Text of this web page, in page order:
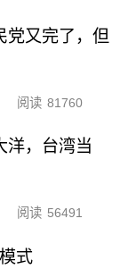
党又完了，但
阅读 81760
洋，台湾当
阅读 56491
式